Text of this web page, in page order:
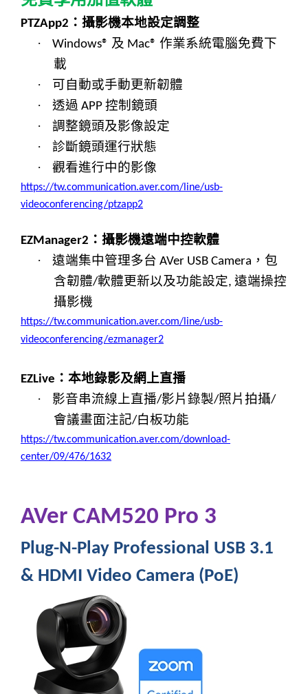
PTZApp2 ：攝影機本地設定調整
·
Windows® 及 Mac® 作業系統電腦免費下
載
·
可自動或手動更新韌體
·
透過 APP 控制鏡頭
·
調整鏡頭及影像設定
·
診斷鏡頭運行狀態
·
觀看進行中的影像
https://tw.communication.aver.com/line/usb-
videoconferencing/ptzapp2
EZManager2 ：攝影機遠端中控軟體
·
遠端集中管理多台 AVer USB Camera ，包
含韌體/軟體更新以及功能設定, 遠端操控
攝影機
https://tw.communication.aver.com/line/usb-
videoconferencing/ezmanager2
EZLive ： 本地錄影及網上直播
·
影音串流線上直播/影片錄製/照片拍攝/
會議畫面注記/白板功能
https://tw.communication.aver.com/download-
center/09/476/1632
AVer CAM520 Pro 3
Plug-N-Play Professional USB 3.1
& HDMI Video Camera (PoE)